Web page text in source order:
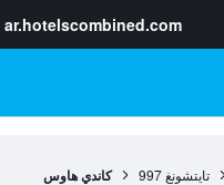
ar.hotelscombined.com
تايتشونغ 997 كاندي هاوس